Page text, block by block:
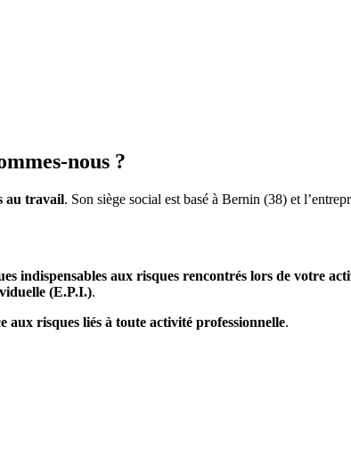
nous ?
au travail. Son siège social est basé à Bernin (38) et
indispensables aux risques rencontrés lors de votre
(E.P.I.).
aux risques liés à toute activité professionnelle.